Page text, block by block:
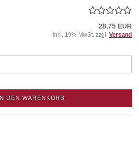
28,75 EUR
inkl. 19% MwSt. zzgl. Versand
IN DEN WARENKORB